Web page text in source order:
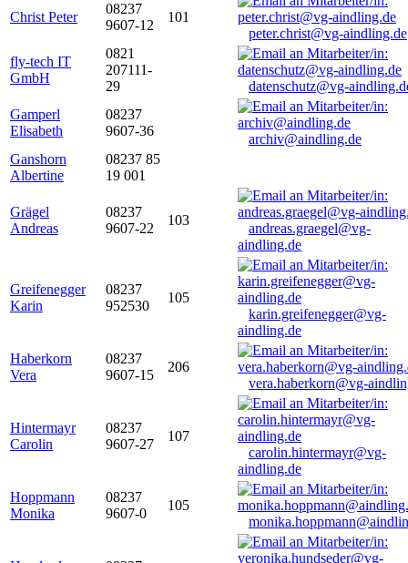
Christ Peter
08237
9607-12
101
peter.christ@vg-aindling.de
fly-tech IT
GmbH
0821
207111-
29
datenschutz@vg-
Gamperl
Elisabeth
08237
9607-36
archiv@aindling.de
Ganshorn
Albertine
08237 85
19 001
Grägel
Andreas
08237
9607-22
103
andreas.graegel@vg-
aindling.de
Greifenegger
Karin
08237
952530
105
karin.greifenegger@vg-
aindling.de
Haberkorn
Vera
08237
9607-15
206
vera.haberkorn@vg-
Hintermayr
Carolin
08237
9607-27
107
carolin.hintermayr@vg-
aindling.de
Hoppmann
Monika
08237
9607-0
105